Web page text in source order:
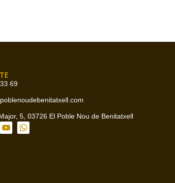
69
5, 03726 El Poble Nou de Benitatxell